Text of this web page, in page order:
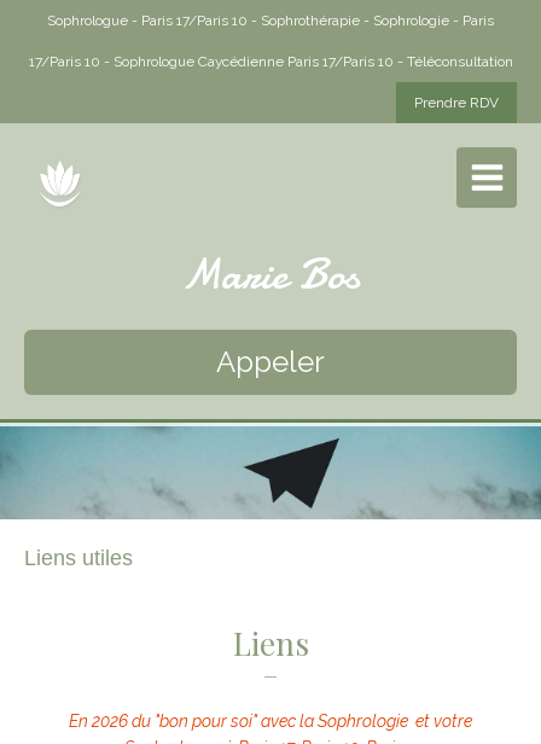
Sophrologue - Paris 17/Paris 10 - Sophrothérapie - Sophrologie - Paris
17/Paris 10 - Sophrologue Caycédienne Paris 17/Paris 10 - Téléconsultation
Prendre RDV
Marie Bos
Appeler
Liens utiles
Liens
En 2026 du "bon pour soi" avec la Sophrologie et votre